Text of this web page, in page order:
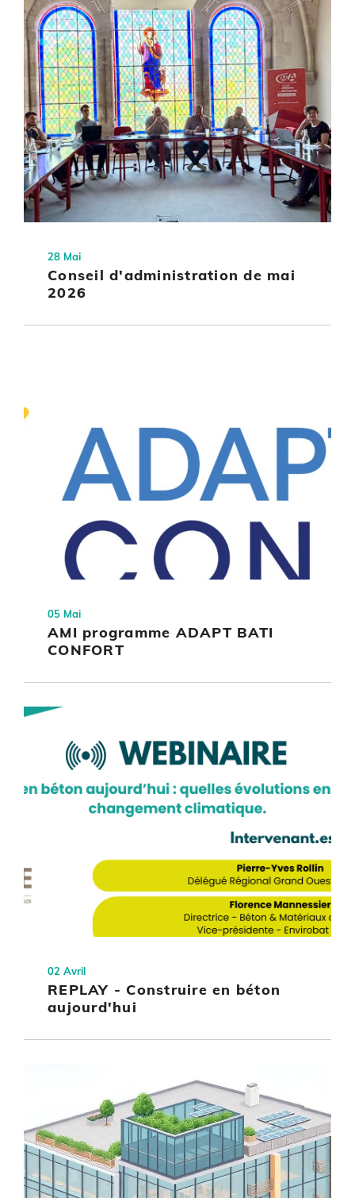
28 Mai
Conseil d'administration de mai
2026
05 Mai
AMI programme ADAPT BATI
CONFORT
02 Avril
REPLAY - Construire en béton
aujourd'hui